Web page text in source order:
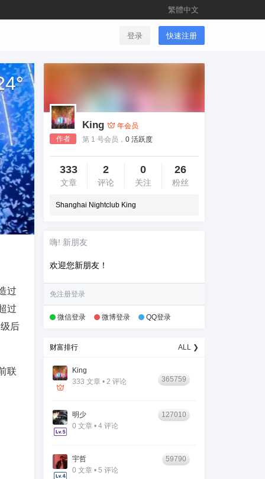
繁體中文
登录 快速注册
°
过
过
后
联
作者
King
年会员
第 1 号会员，0 活跃度
333
文章
2
评论
0
关注
26
粉丝
Shanghai Nightclub King
嗨! 新朋友
欢迎您新朋友！
免注册登录
微信登录 微博登录 QQ登录
财富排行 ALL ❯
King
333 文章 • 2 评论
365759
明少
0 文章 • 4 评论
127010
宇哲
0 文章 • 5 评论
59790